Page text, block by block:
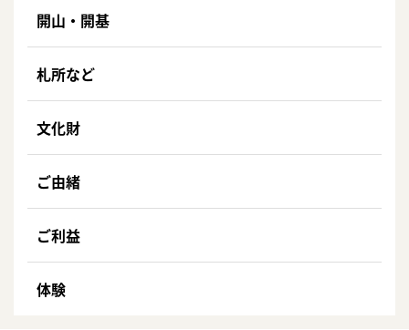
開山・開基
札所など
文化財
ご由緒
ご利益
体験